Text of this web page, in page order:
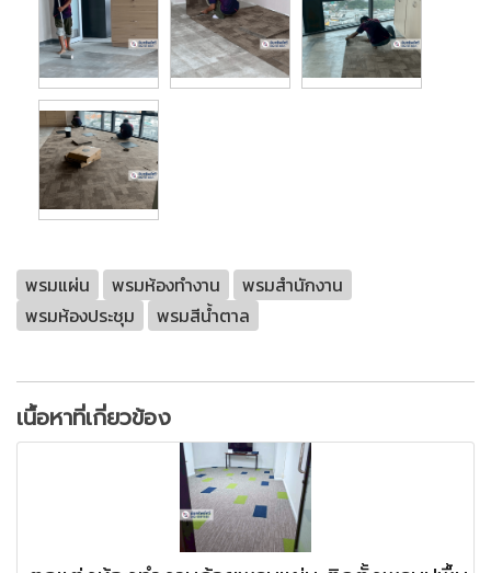
พรมแผ่น พรมห้องทำงาน
พรมสำนักงาน
พรมห้องประชุม
พรมสีน้ำตาล
เนื้อหาที่เกี่ยวข้อง